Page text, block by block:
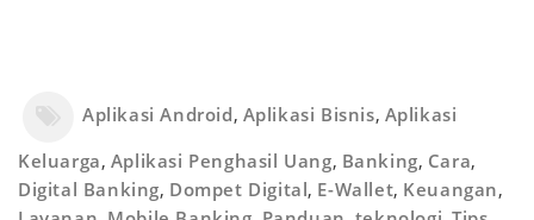
Aplikasi Android, Aplikasi Bisnis, Aplikasi
Keluarga, Aplikasi Penghasil Uang, Banking, Cara,
Digital Banking, Dompet Digital, E-Wallet, Keuangan,